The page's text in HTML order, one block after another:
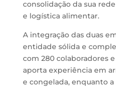
consolidação da sua
e logística alimentar.
A integração das duas
entidade sólida e
com 280 colaboradores
aporta experiência em
e congelada, enquanto a